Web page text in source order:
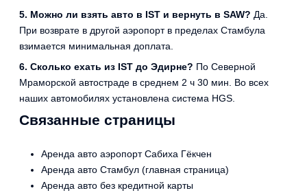
5. Можно ли взять авто в IST и вернуть в SAW? Да.
При возврате в другой аэропорт в пределах Стамбула
взимается минимальная доплата.
6. Сколько ехать из IST до Эдирне? По Северной
Мраморской автостраде в среднем 2 ч 30 мин. Во всех
наших автомобилях установлена система HGS.
Связанные страницы
Аренда авто аэропорт Сабиха Гёкчен
Аренда авто Стамбул (главная страница)
Аренда авто без кредитной карты